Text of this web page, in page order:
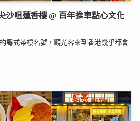
沙咀蓮香樓 @ 百年推車點心文化
粵式茶樓名號，觀光客來到香港幾乎都會